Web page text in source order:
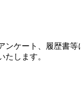
ケート、履歴書
します。